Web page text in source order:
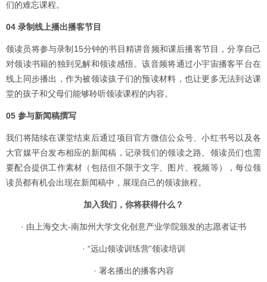
们的难忘课程。
04 录制线上播出播客节目
领读员将参与录制15分钟的书目精讲音频和课后播客节目，分享自己
对领读书籍的独到见解和领读感悟。该音频将通过小宇宙播客平台在
线上同步播出，作为被领读孩子们的预读材料，也让更多无法到达课
堂的孩子和父母们能够聆听领读课程的内容。
05 参与新闻稿撰写
我们将陆续在课堂结束后通过项目官方微信公众号、小红书号以及各
大官媒平台发布相应的新闻稿，记录我们的领读之路。领读员们也需
要配合提供工作素材（包括但不限于文字、图片、视频等），每位领
读员都有机会出现在新闻稿中，展现自己的领读旅程。
加入我们，你将获得什么？
· 由上海交大-南加州大学文化创意产业学院颁发的志愿者证书
· “远山领读训练营”领读培训
· 署名播出的播客内容